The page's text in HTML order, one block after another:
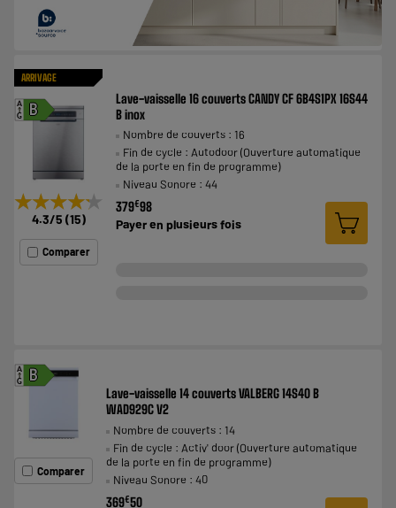
ARRIVAGE
B
A
G
★★★★★
★★★★★
4.3/5 (15)
Comparer
Lave-vaisselle 16 couverts CANDY CF 6B4S1PX 16S44
B inox
Nombre de couverts : 16
Fin de cycle : Autodoor (Ouverture automatique
de la porte en fin de programme)
Niveau Sonore : 44
379€98
Payer en plusieurs fois
B
A
G
Comparer
Lave-vaisselle 14 couverts VALBERG 14S40 B
WAD929C V2
Nombre de couverts : 14
Fin de cycle : Activ' door (Ouverture automatique
de la porte en fin de programme)
Niveau Sonore : 40
369€50